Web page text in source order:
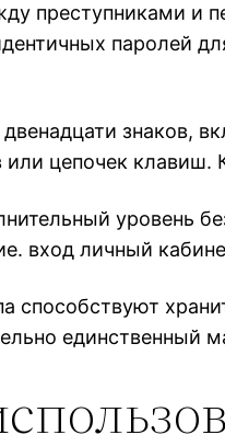
преступниками
паролей
знаков,
цепочек
уровень
вход личный
единственный